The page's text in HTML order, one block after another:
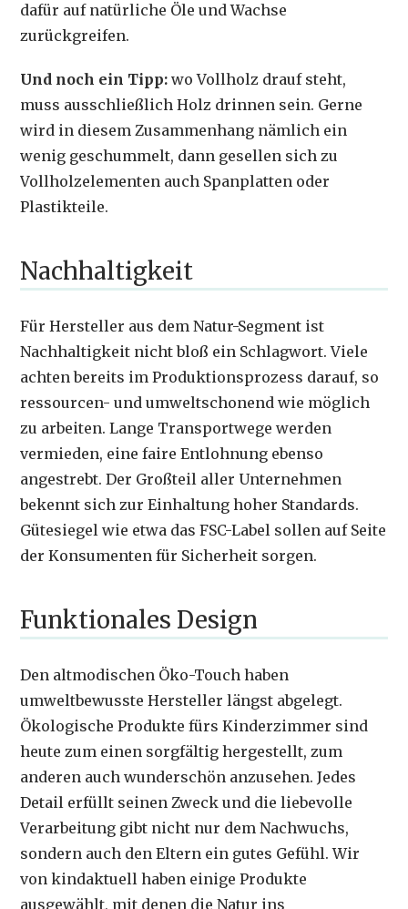
dafür auf natürliche Öle und Wachse
zurückgreifen.
Und noch ein Tipp: wo Vollholz drauf steht,
muss ausschließlich Holz drinnen sein. Gerne
wird in diesem Zusammenhang nämlich ein
wenig geschummelt, dann gesellen sich zu
Vollholzelementen auch Spanplatten oder
Plastikteile.
Nachhaltigkeit
Für Hersteller aus dem Natur-Segment ist
Nachhaltigkeit nicht bloß ein Schlagwort. Viele
achten bereits im Produktionsprozess darauf, so
ressourcen- und umweltschonend wie möglich
zu arbeiten. Lange Transportwege werden
vermieden, eine faire Entlohnung ebenso
angestrebt. Der Großteil aller Unternehmen
bekennt sich zur Einhaltung hoher Standards.
Gütesiegel wie etwa das FSC-Label sollen auf Seite
der Konsumenten für Sicherheit sorgen.
Funktionales Design
Den altmodischen Öko-Touch haben
umweltbewusste Hersteller längst abgelegt.
Ökologische Produkte fürs Kinderzimmer sind
heute zum einen sorgfältig hergestellt, zum
anderen auch wunderschön anzusehen. Jedes
Detail erfüllt seinen Zweck und die liebevolle
Verarbeitung gibt nicht nur dem Nachwuchs,
sondern auch den Eltern ein gutes Gefühl. Wir
von kindaktuell haben einige Produkte
ausgewählt, mit denen die Natur ins